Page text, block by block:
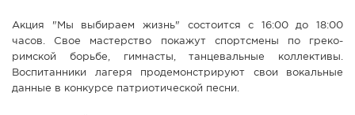
Акция "Мы выбираем жизнь" состоится с 16:00 до 18:00
часов. Свое мастерство покажут спортсмены по греко-
римской борьбе, гимнасты, танцевальные коллективы.
Воспитанники лагеря продемонстрируют свои вокальные
данные в конкурсе патриотической песни.